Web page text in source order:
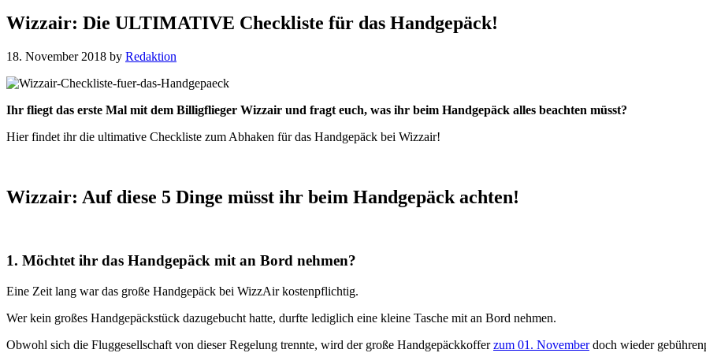
Wizzair: Die ULTIMATIVE Checkliste für das Handgepäck!
18. November 2018 by Redaktion
Ihr fliegt das erste Mal mit dem Billigflieger Wizzair und fragt euch, was ihr beim Handgepäck alles beachten müsst?
Hier findet ihr die ultimative Checkliste zum Abhaken für das Handgepäck bei Wizzair!
Wizzair: Auf diese 5 Dinge müsst ihr beim Handgepäck achten!
1. Möchtet ihr das Handgepäck mit an Bord nehmen?
Eine Zeit lang war das große Handgepäck bei WizzAir kostenpflichtig.
Wer kein großes Handgepäckstück dazugebucht hatte, durfte lediglich eine kleine Tasche mit an Bord nehmen.
Obwohl sich die Fluggesellschaft von dieser Regelung trennte, wird der große Handgepäckkofferzum 01. Novemberdoch wieder